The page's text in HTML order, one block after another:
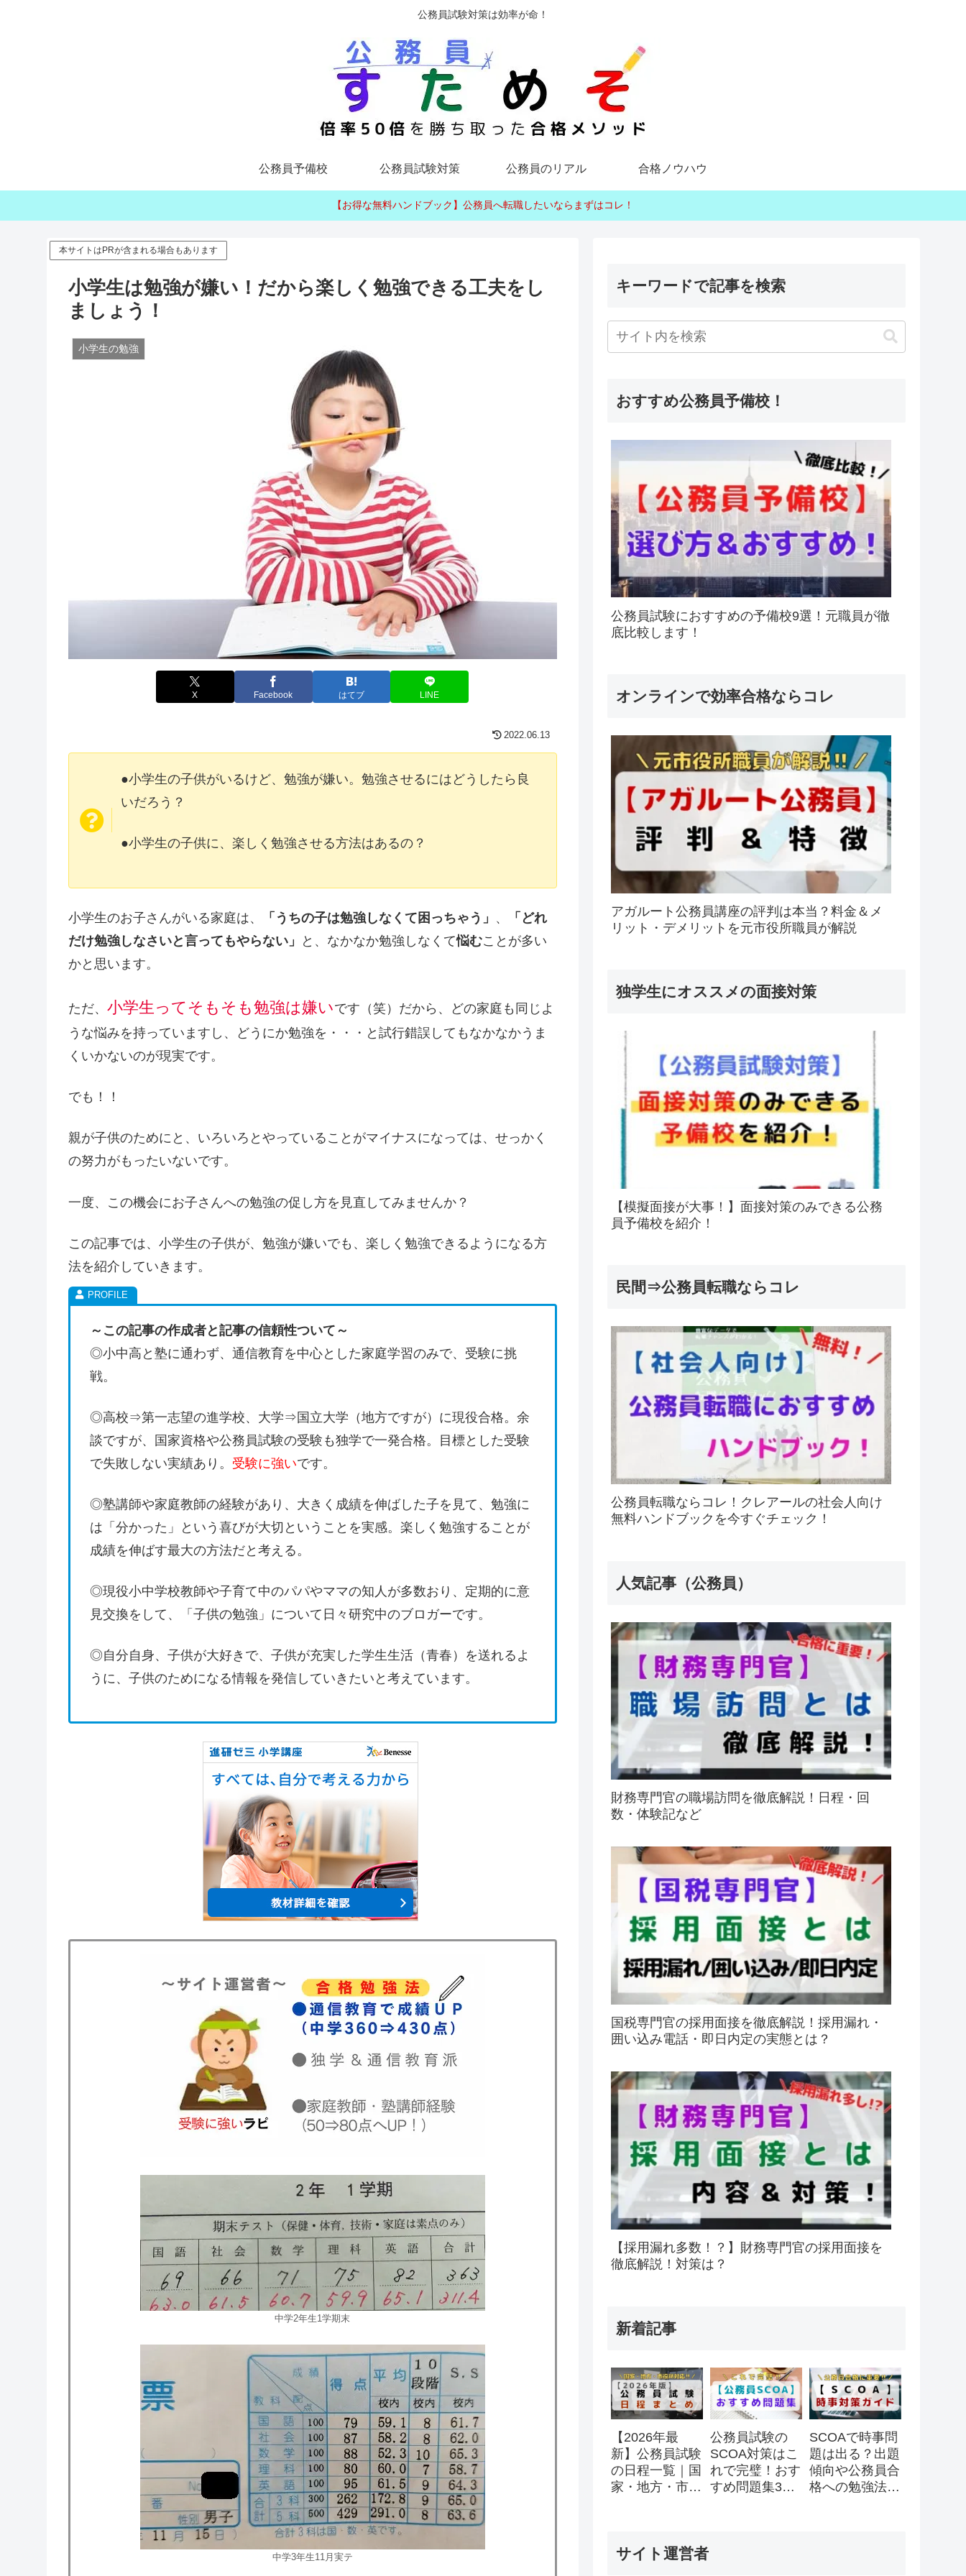
公務員試験対策は効率が命！
公務員予備校 公務員試験対策 公務員のリアル 合格ノウハウ
【お得な無料ハンドブック】公務員へ転職したいならまずはコレ！
本サイトはPRが含まれる場合もあります
小学生は勉強が嫌い！だから楽しく勉強できる工夫をし
ましょう！
小学生の勉強
X Facebook はてブ LINE
2022.06.13
●小学生の子供がいるけど、勉強が嫌い。勉強させるにはどうしたら良
いだろう？
●小学生の子供に、楽しく勉強させる方法はあるの？
小学生のお子さんがいる家庭は、 「うちの子は勉強しなくて困っちゃう」 、
「どれ
だけ勉強しなさいと言ってもやらない」
と、なかなか勉強しなくて悩むことが多い
かと思います。
ただ、 小学生ってそもそも勉強は嫌いです（笑）だから、どの家庭も同じよ
うな悩みを持っていますし、どうにか勉強を・・・と試行錯誤してもなかなかうま
くいかないのが現実です。
でも！！
親が子供のためにと、いろいろとやっていることがマイナスになっては、せっかく
の努力がもったいないです。
一度、この機会にお子さんへの勉強の促し方を見直してみませんか？
この記事では、小学生の子供が、勉強が嫌いでも、楽しく勉強できるようになる方
法を紹介していきます。
～この記事の作成者と記事の信頼性ついて～
◎小中高と塾に通わず、通信教育を中心とした家庭学習のみで、受験に挑
戦。
◎高校⇒第一志望の進学校、大学⇒国立大学（地方ですが）に現役合格。余
談ですが、国家資格や公務員試験の受験も独学で一発合格。目標とした受験
で失敗しない実績あり。 受験に強いです。
◎塾講師や家庭教師の経験があり、大きく成績を伸ばした子を見て、勉強に
は「分かった」という喜びが大切ということを実感。楽しく勉強することが
成績を伸ばす最大の方法だと考える。
◎現役小中学校教師や子育て中のパパやママの知人が多数おり、定期的に意
見交換をして、「子供の勉強」について日々研究中のブロガーです。
◎自分自身、子供が大好きで、子供が充実した学生生活（青春）を送れるよ
うに、子供のためになる情報を発信していきたいと考えています。
中学2年生1学期末
中学3年生11月実テ
キーワードで記事を検索
おすすめ公務員予備校！
公務員試験におすすめの予備校9選！元職員が徹
底比較します！
オンラインで効率合格ならコレ
アガルート公務員講座の評判は本当？料金＆メ
リット・デメリットを元市役所職員が解説
独学生にオススメの面接対策
【模擬面接が大事！】面接対策のみできる公務
員予備校を紹介！
民間⇒公務員転職ならコレ
公務員転職ならコレ！クレアールの社会人向け
無料ハンドブックを今すぐチェック！
人気記事（公務員）
財務専門官の職場訪問を徹底解説！日程・回
数・体験記など
国税専門官の採用面接を徹底解説！採用漏れ・
囲い込み電話・即日内定の実態とは？
【採用漏れ多数！？】財務専門官の採用面接を
徹底解説！対策は？
新着記事
【2026年最
新】公務員試験
の日程一覧｜国
家・地方・市役
公務員試験の
SCOA対策はこ
れで完璧！おす
すめ問題集3
SCOAで時事問
題は出る？出題
傾向や公務員合
格への勉強法を
サイト運営者